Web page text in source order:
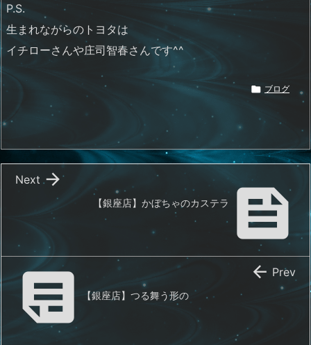
P.S.
生まれながらのトヨタは
イチローさんや庄司智春さんです^^
 ブログ

【銀座店】かぼちゃのカステラ

Next
 【銀座店】つる舞う形の
 Prev